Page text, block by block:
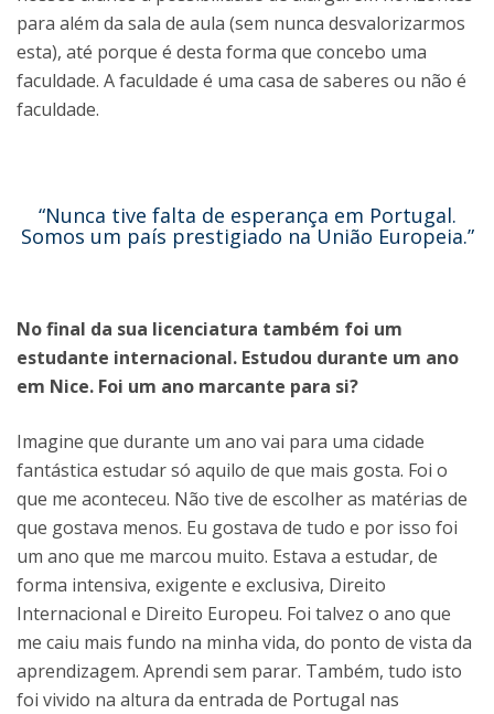
para além da sala de aula (sem nunca desvalorizarmos
esta), até porque é desta forma que concebo uma
faculdade. A faculdade é uma casa de saberes ou não é
faculdade.
“Nunca tive falta de esperança em Portugal.
Somos um país prestigiado na União Europeia.”
No final da sua licenciatura também foi um
estudante internacional. Estudou durante um ano
em Nice. Foi um ano marcante para si?
Imagine que durante um ano vai para uma cidade
fantástica estudar só aquilo de que mais gosta. Foi o
que me aconteceu. Não tive de escolher as matérias de
que gostava menos. Eu gostava de tudo e por isso foi
um ano que me marcou muito. Estava a estudar, de
forma intensiva, exigente e exclusiva, Direito
Internacional e Direito Europeu. Foi talvez o ano que
me caiu mais fundo na minha vida, do ponto de vista da
aprendizagem. Aprendi sem parar. Também, tudo isto
foi vivido na altura da entrada de Portugal nas